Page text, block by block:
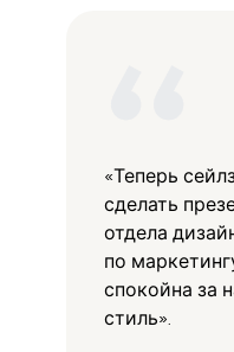
«Теперь
сделать
отдела
по
спокойна за
стиль».